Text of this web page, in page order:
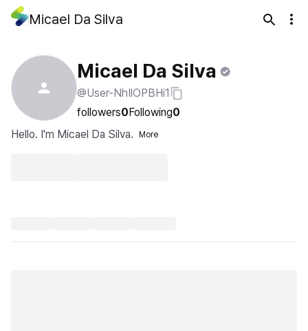
Micael Da Silva
Micael Da Silva
@User-NhIlOPBHi1
followers0Following0
Hello. I'm Micael Da Silva.
More